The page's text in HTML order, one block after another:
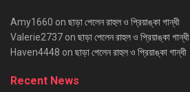
Amy1660 on ছাড়া পেলেন রাহুল ও প্রিয়াঙ্কা গান্ধী
Valerie2737 on ছাড়া পেলেন রাহুল ও প্রিয়াঙ্কা গান্ধী
Haven4448 on ছাড়া পেলেন রাহুল ও প্রিয়াঙ্কা গান্ধী
Recent News